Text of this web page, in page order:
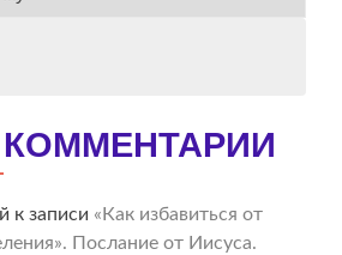
к записи «Как избавиться от
Послание от Иисуса.